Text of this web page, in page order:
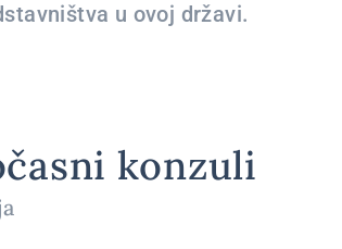
u ovoj državi.
konzuli